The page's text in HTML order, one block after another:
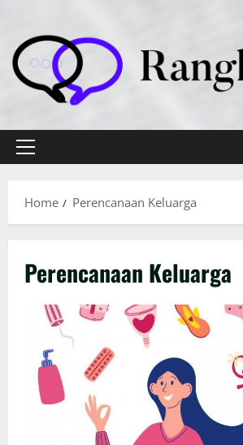
content
Primary
Home
Perencanaan Keluarga
Perencanaan Keluarga